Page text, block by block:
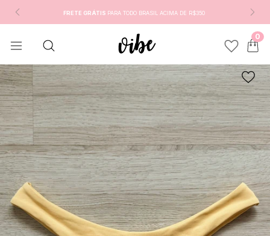
FRETE GRÁTIS PARA TODO BRASIL ACIMA DE R$350
0